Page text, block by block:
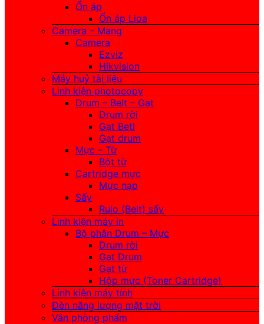
Ổn áp
Ổn áp Lioa
Camera – Mạng
Camera
Ezviz
Hikvision
Máy huỷ tài liệu
Linh kiện photocopy
Drum – Belt – Gạt
Drum rời
Gạt Betl
Gạt drum
Mực – Từ
Bột từ
Cartridge mực
Mực nạp
Sấy
Rulo (Belt) sấy
Linh kiện máy in
Bộ phận Drum – Mực
Drum rời
Gạt Drum
Gạt từ
Hộp mực (Toner Cartridge)
Linh kiện máy tính
Đèn năng lượng mặt trời
Văn phòng phẩm